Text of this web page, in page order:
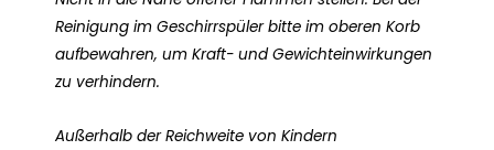
Reinigung im Geschirrspüler bitte im oberen Korb
aufbewahren, um Kraft- und Gewichteinwirkungen
zu verhindern.
Außerhalb der Reichweite von Kindern